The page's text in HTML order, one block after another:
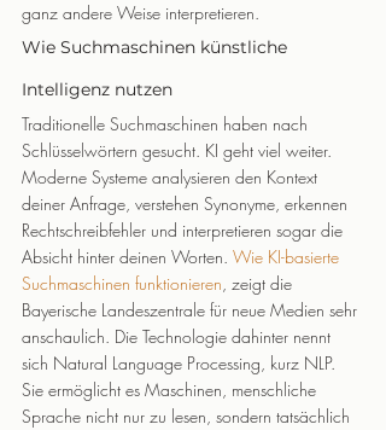
ganz andere Weise interpretieren.
Wie Suchmaschinen künstliche
Intelligenz nutzen
Traditionelle Suchmaschinen haben nach
Schlüsselwörtern gesucht. KI geht viel weiter.
Moderne Systeme analysieren den Kontext
deiner Anfrage, verstehen Synonyme, erkennen
Rechtschreibfehler und interpretieren sogar die
Absicht hinter deinen Worten. Wie KI-basierte
Suchmaschinen funktionieren, zeigt die
Bayerische Landeszentrale für neue Medien sehr
anschaulich. Die Technologie dahinter nennt
sich Natural Language Processing, kurz NLP.
Sie ermöglicht es Maschinen, menschliche
Sprache nicht nur zu lesen, sondern tatsächlich